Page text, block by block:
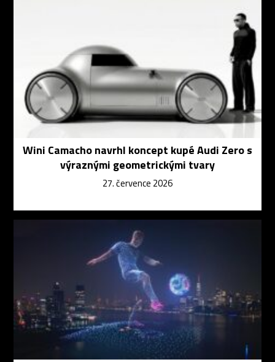
Wini Camacho navrhl koncept kupé Audi Zero s
výraznými geometrickými tvary
27. července 2026